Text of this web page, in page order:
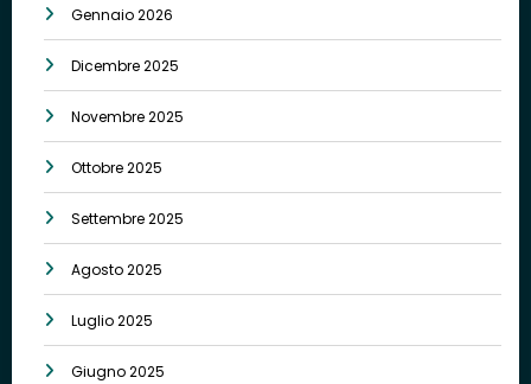
Gennaio 2026
Dicembre 2025
Novembre 2025
Ottobre 2025
Settembre 2025
Agosto 2025
Luglio 2025
Giugno 2025